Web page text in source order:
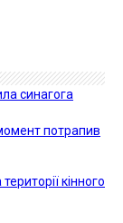
синагога
потрапив
кінного